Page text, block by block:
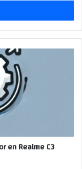
en Realme C3